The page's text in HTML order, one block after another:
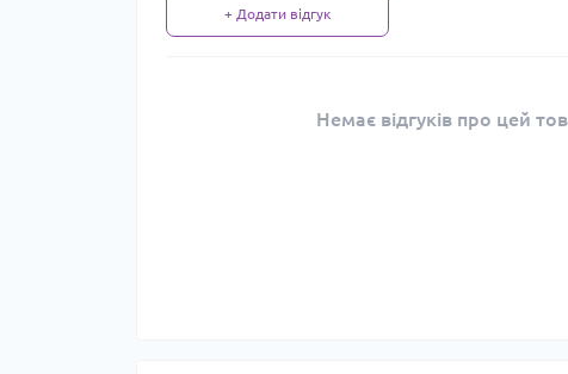
+ Додати відгук
Немає відгуків про цей